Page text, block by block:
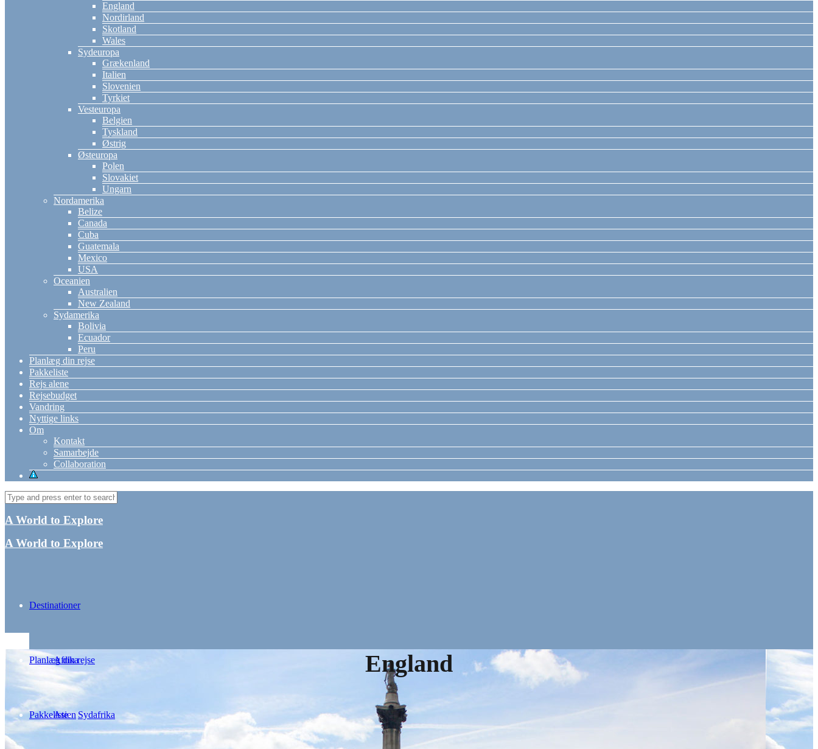
England
Nordirland
Skotland
Wales
Sydeuropa
Grækenland
Italien
Slovenien
Tyrkiet
Vesteuropa
Belgien
Tyskland
Østrig
Østeuropa
Polen
Slovakiet
Ungarn
Nordamerika
Belize
Canada
Cuba
Guatemala
Mexico
USA
Oceanien
Australien
New Zealand
Sydamerika
Bolivia
Ecuador
Peru
Planlæg din rejse
Pakkeliste
Rejs alene
Rejsebudget
Vandring
Nyttige links
Om
Kontakt
Samarbejde
Collaboration
A World to Explore
A World to Explore
Destinationer
Afrika
Sydafrika
Asien
Planlæg din rejse
Pakkeliste
England